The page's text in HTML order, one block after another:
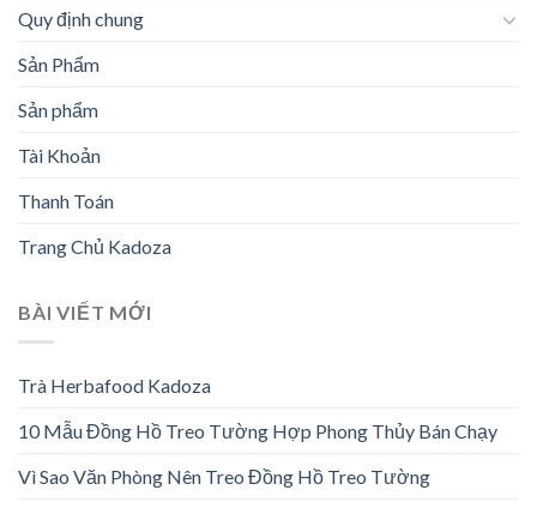
Quy định chung
Sản Phẩm
Sản phẩm
Tài Khoản
Thanh Toán
Trang Chủ Kadoza
BÀI VIẾT MỚI
Trà Herbafood Kadoza
10 Mẫu Đồng Hồ Treo Tường Hợp Phong Thủy Bán Chạy
Vì Sao Văn Phòng Nên Treo Đồng Hồ Treo Tường